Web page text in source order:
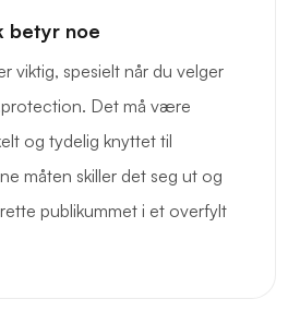
betyr noe
viktig, spesielt når du velger
Det må være
og tydelig knyttet til
måten skiller det seg ut og
publikummet i et overfylt